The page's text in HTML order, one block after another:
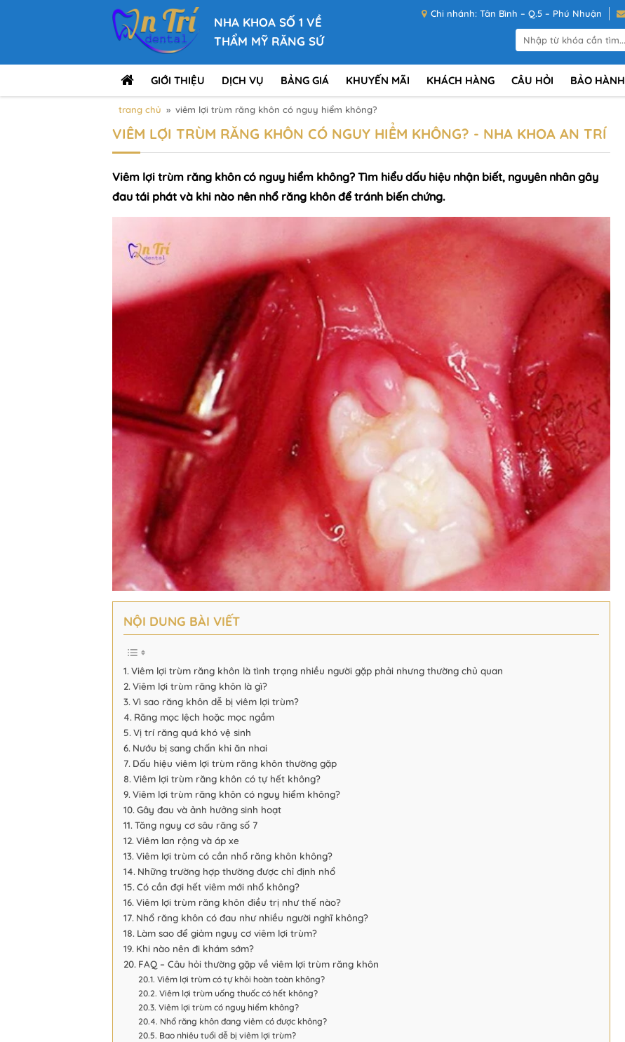
NHA KHOA SỐ 1 VỀ
THẨM MỸ RĂNG SỨ
Chi nhánh: Tân Bình – Q.5 – Phú Nhuận
GIỚI THIỆU DỊCH VỤ BẢNG GIÁ KHUYẾN MÃI KHÁCH HÀNG CÂU HỎI BẢO HÀNH
trang chủ » viêm lợi trùm răng khôn có nguy hiểm không?
VIÊM LỢI TRÙM RĂNG KHÔN CÓ NGUY HIỂM KHÔNG? - NHA KHOA AN TRÍ
Viêm lợi trùm răng khôn có nguy hiểm không? Tìm hiểu dấu hiệu nhận biết, nguyên nhân gây
đau tái phát và khi nào nên nhổ răng khôn để tránh biến chứng.
NỘI DUNG BÀI VIẾT
Viêm lợi trùm răng khôn là tình trạng nhiều người gặp phải nhưng thường chủ quan
Viêm lợi trùm răng khôn là gì?
Vì sao răng khôn dễ bị viêm lợi trùm?
Răng mọc lệch hoặc mọc ngầm
Vị trí răng quá khó vệ sinh
Nướu bị sang chấn khi ăn nhai
Dấu hiệu viêm lợi trùm răng khôn thường gặp
Viêm lợi trùm răng khôn có tự hết không?
Viêm lợi trùm răng khôn có nguy hiểm không?
Gây đau và ảnh hưởng sinh hoạt
Tăng nguy cơ sâu răng số 7
Viêm lan rộng và áp xe
Viêm lợi trùm có cần nhổ răng khôn không?
Những trường hợp thường được chỉ định nhổ
Có cần đợi hết viêm mới nhổ không?
Viêm lợi trùm răng khôn điều trị như thế nào?
Nhổ răng khôn có đau như nhiều người nghĩ không?
Làm sao để giảm nguy cơ viêm lợi trùm?
Khi nào nên đi khám sớm?
FAQ – Câu hỏi thường gặp về viêm lợi trùm răng khôn
Viêm lợi trùm có tự khỏi hoàn toàn không?
Viêm lợi trùm uống thuốc có hết không?
Viêm lợi trùm có nguy hiểm không?
Nhổ răng khôn đang viêm có được không?
Bao nhiêu tuổi dễ bị viêm lợi trùm?